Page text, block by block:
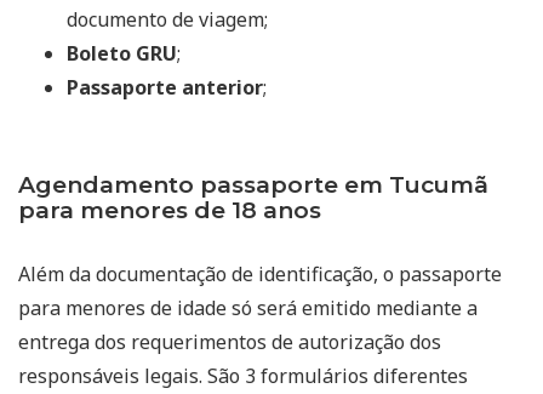
documento de viagem;
Boleto GRU;
Passaporte anterior;
Agendamento passaporte em Tucumã
para menores de 18 anos
Além da documentação de identificação, o passaporte
para menores de idade só será emitido mediante a
entrega dos requerimentos de autorização dos
responsáveis legais. São 3 formulários diferentes